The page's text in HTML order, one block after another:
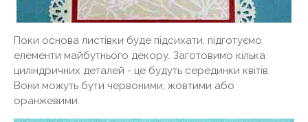
Поки основа листівки буде підсихати, підготуємо
елементи майбутнього декору. Заготовимо кілька
циліндричних деталей - це будуть серединки квітів.
Вони можуть бути червоними, жовтими або
оранжевими.